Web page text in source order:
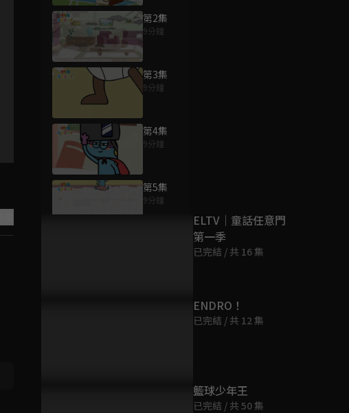
第2集
9分鐘
第3集
9分鐘
第4集
9分鐘
第5集
9分鐘
為您推薦
ELTV｜童話任意門
第一季
已完結 / 共 16 集
ENDRO！
已完結 / 共 12 集
籃球少年王
已完結 / 共 50 集